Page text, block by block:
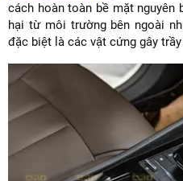
cách hoàn toàn bề mặt nguyên
hại từ môi trường bên ngoài
đặc biệt là các vật cứng gây